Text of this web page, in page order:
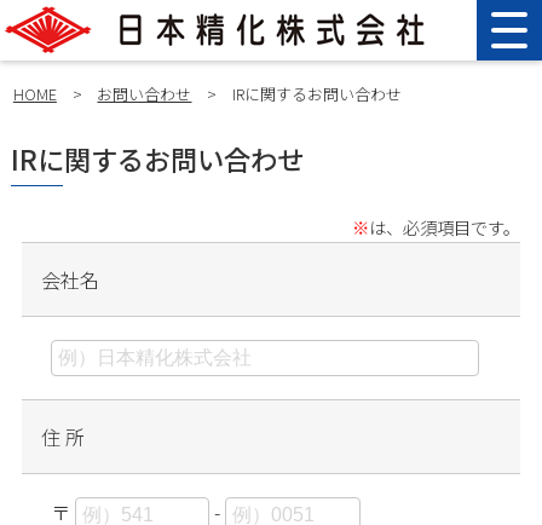
HOME > お問い合わせ > IRに関するお問い合わせ
IRに関するお問い合わせ
※は、必須項目です。
会社名
住 所
〒 -